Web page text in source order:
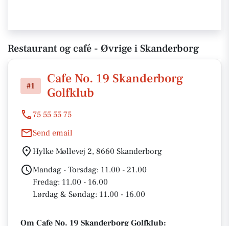
Restaurant og café - Øvrige i Skanderborg
#1
Cafe No. 19 Skanderborg
Golfklub
75 55 55 75
Send email
Hylke Møllevej 2, 8660 Skanderborg
Mandag - Torsdag: 11.00 - 21.00
Fredag: 11.00 - 16.00
Lørdag & Søndag: 11.00 - 16.00
Om Cafe No. 19 Skanderborg Golfklub: